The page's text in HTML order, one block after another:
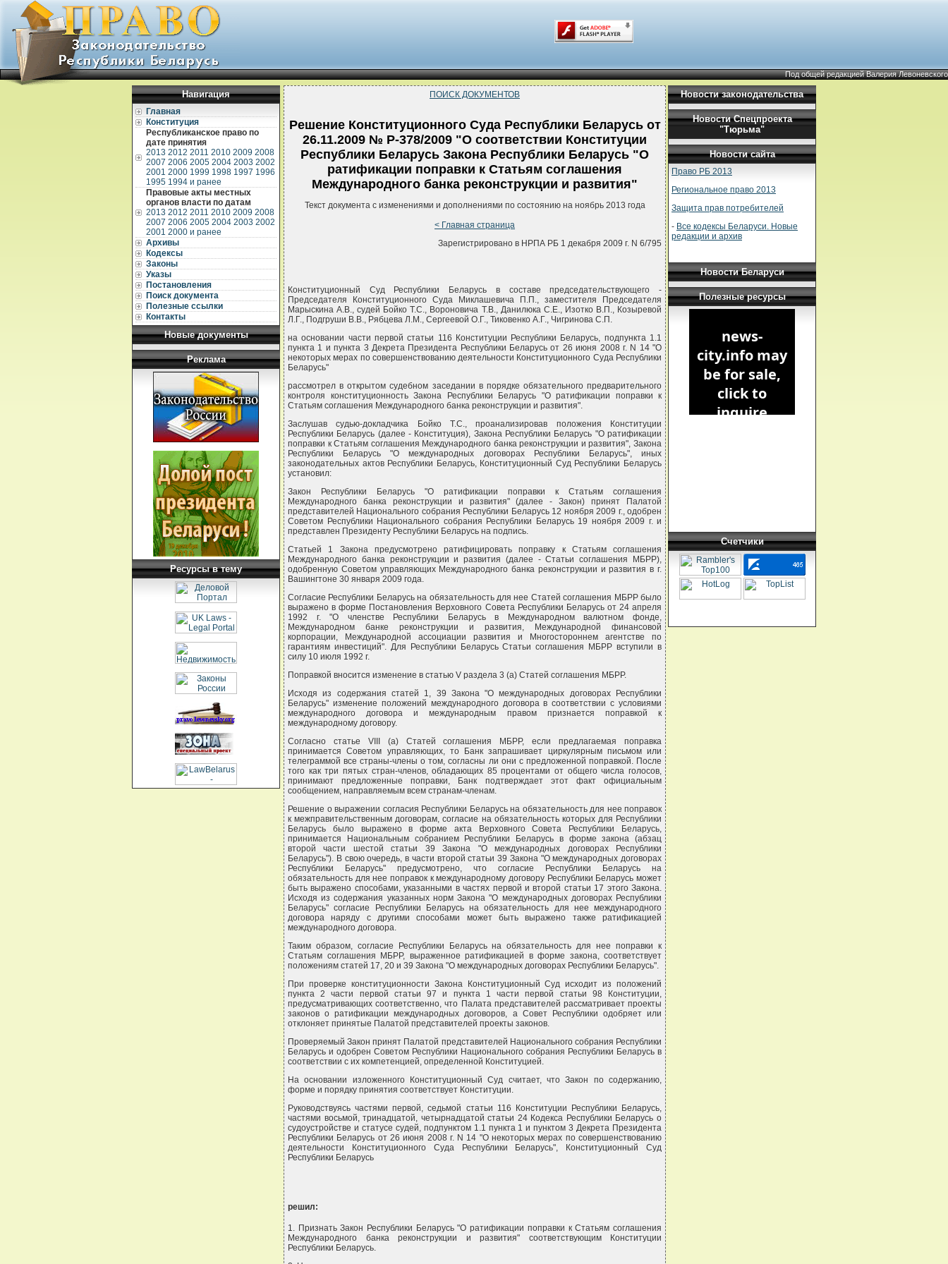
Под общей редакцией Валерия Левоневского
Навигация
Главная
Конституция
Республиканское право по
дате принятия
2013 2012 2011 2010 2009 2008
2007 2006 2005 2004 2003 2002
2001 2000 1999 1998 1997 1996
1995 1994 и ранее
Правовые акты местных
органов власти по датам
2013 2012 2011 2010 2009 2008
2007 2006 2005 2004 2003 2002
2001 2000 и ранее
Архивы
Кодексы
Законы
Указы
Постановления
Поиск документа
Полезные ссылки
Контакты
Новые документы
Реклама
Ресурсы в тему
ПОИСК ДОКУМЕНТОВ
Решение Конституционного Суда Республики Беларусь от
26.11.2009 № Р-378/2009 "О соответствии Конституции
Республики Беларусь Закона Республики Беларусь "О
ратификации поправки к Статьям соглашения
Международного банка реконструкции и развития"
Текст документа с изменениями и дополнениями по состоянию на ноябрь 2013 года
< Главная страница
Зарегистрировано в НРПА РБ 1 декабря 2009 г. N 6/795
Конституционный Суд Республики Беларусь в составе председательствующего -
Председателя Конституционного Суда Миклашевича П.П., заместителя Председателя
Марыскина А.В., судей Бойко Т.С., Вороновича Т.В., Данилюка С.Е., Изотко В.П., Козыревой
Л.Г., Подгруши В.В., Рябцева Л.М., Сергеевой О.Г., Тиковенко А.Г., Чигринова С.П.
на основании части первой статьи 116 Конституции Республики Беларусь, подпункта 1.1
пункта 1 и пункта 3 Декрета Президента Республики Беларусь от 26 июня 2008 г. N 14 "О
некоторых мерах по совершенствованию деятельности Конституционного Суда Республики
Беларусь"
рассмотрел в открытом судебном заседании в порядке обязательного предварительного
контроля конституционность Закона Республики Беларусь "О ратификации поправки к
Статьям соглашения Международного банка реконструкции и развития".
Заслушав судью-докладчика Бойко Т.С., проанализировав положения Конституции
Республики Беларусь (далее - Конституция), Закона Республики Беларусь "О ратификации
поправки к Статьям соглашения Международного банка реконструкции и развития", Закона
Республики Беларусь "О международных договорах Республики Беларусь", иных
законодательных актов Республики Беларусь, Конституционный Суд Республики Беларусь
установил:
Закон Республики Беларусь "О ратификации поправки к Статьям соглашения
Международного банка реконструкции и развития" (далее - Закон) принят Палатой
представителей Национального собрания Республики Беларусь 12 ноября 2009 г., одобрен
Советом Республики Национального собрания Республики Беларусь 19 ноября 2009 г. и
представлен Президенту Республики Беларусь на подпись.
Статьей 1 Закона предусмотрено ратифицировать поправку к Статьям соглашения
Международного банка реконструкции и развития (далее - Статьи соглашения МБРР),
одобренную Советом управляющих Международного банка реконструкции и развития в г.
Вашингтоне 30 января 2009 года.
Согласие Республики Беларусь на обязательность для нее Статей соглашения МБРР было
выражено в форме Постановления Верховного Совета Республики Беларусь от 24 апреля
1992 г. "О членстве Республики Беларусь в Международном валютном фонде,
Международном банке реконструкции и развития, Международной финансовой
корпорации, Международной ассоциации развития и Многостороннем агентстве по
гарантиям инвестиций". Для Республики Беларусь Статьи соглашения МБРР вступили в
силу 10 июля 1992 г.
Поправкой вносится изменение в статью V раздела 3 (а) Статей соглашения МБРР.
Исходя из содержания статей 1, 39 Закона "О международных договорах Республики
Беларусь" изменение положений международного договора в соответствии с условиями
международного договора и международным правом признается поправкой к
международному договору.
Согласно статье VIII (а) Статей соглашения МБРР, если предлагаемая поправка
принимается Советом управляющих, то Банк запрашивает циркулярным письмом или
телеграммой все страны-члены о том, согласны ли они с предложенной поправкой. После
того как три пятых стран-членов, обладающих 85 процентами от общего числа голосов,
принимают предложенные поправки, Банк подтверждает этот факт официальным
сообщением, направляемым всем странам-членам.
Решение о выражении согласия Республики Беларусь на обязательность для нее поправок
к межправительственным договорам, согласие на обязательность которых для Республики
Беларусь было выражено в форме акта Верховного Совета Республики Беларусь,
принимается Национальным собранием Республики Беларусь в форме закона (абзац
второй части шестой статьи 39 Закона "О международных договорах Республики
Беларусь"). В свою очередь, в части второй статьи 39 Закона "О международных договорах
Республики Беларусь" предусмотрено, что согласие Республики Беларусь на
обязательность для нее поправок к международному договору Республики Беларусь может
быть выражено способами, указанными в частях первой и второй статьи 17 этого Закона.
Исходя из содержания указанных норм Закона "О международных договорах Республики
Беларусь" согласие Республики Беларусь на обязательность для нее международного
договора наряду с другими способами может быть выражено также ратификацией
международного договора.
Таким образом, согласие Республики Беларусь на обязательность для нее поправки к
Статьям соглашения МБРР, выраженное ратификацией в форме закона, соответствует
положениям статей 17, 20 и 39 Закона "О международных договорах Республики Беларусь".
При проверке конституционности Закона Конституционный Суд исходит из положений
пункта 2 части первой статьи 97 и пункта 1 части первой статьи 98 Конституции,
предусматривающих соответственно, что Палата представителей рассматривает проекты
законов о ратификации международных договоров, а Совет Республики одобряет или
отклоняет принятые Палатой представителей проекты законов.
Проверяемый Закон принят Палатой представителей Национального собрания Республики
Беларусь и одобрен Советом Республики Национального собрания Республики Беларусь в
соответствии с их компетенцией, определенной Конституцией.
На основании изложенного Конституционный Суд считает, что Закон по содержанию,
форме и порядку принятия соответствует Конституции.
Руководствуясь частями первой, седьмой статьи 116 Конституции Республики Беларусь,
частями восьмой, тринадцатой, четырнадцатой статьи 24 Кодекса Республики Беларусь о
судоустройстве и статусе судей, подпунктом 1.1 пункта 1 и пунктом 3 Декрета Президента
Республики Беларусь от 26 июня 2008 г. N 14 "О некоторых мерах по совершенствованию
деятельности Конституционного Суда Республики Беларусь", Конституционный Суд
Республики Беларусь
решил:
1. Признать Закон Республики Беларусь "О ратификации поправки к Статьям соглашения
Международного банка реконструкции и развития" соответствующим Конституции
Республики Беларусь.
Новости законодательства
Новости Спецпроекта
"Тюрьма"
Новости сайта
Право РБ 2013
Региональное право 2013
Защита прав потребителей
- Все кодексы Беларуси. Новые
редакции и архив
Новости Беларуси
Полезные ресурсы
Счетчики